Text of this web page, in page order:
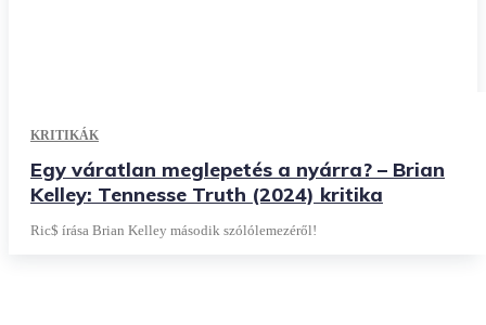
KRITIKÁK
Egy váratlan meglepetés a nyárra? – Brian
Kelley: Tennesse Truth (2024) kritika
Ric$ írása Brian Kelley második szólólemezéről!